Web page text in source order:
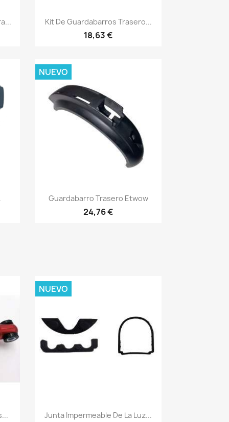
Vista rápida
Kit De Guardabarros Trasero...
18,63 €
Vista rápida
Guardabarro Trasero Etwow
24,76 €
NUEVO
Vista rápida
Junta Impermeable De La Luz...
NUEVO